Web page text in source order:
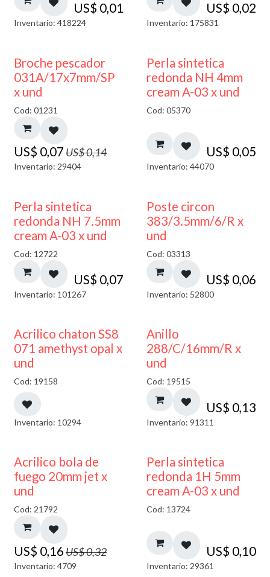
US$ 0,01
Inventario: 418224
US$ 0,02
Inventario: 175831
50% DESCUENTO
Broche pescador
031A/17x7mm/SP
x und
Cod: 01231
US$ 0,07US$0,14
Inventario: 29404
Perla sintetica
redonda NH 4mm
cream A-03 x und
Cod: 05370
US$ 0,05
Inventario: 44070
Perla sintetica
redonda NH 7.5mm
cream A-03 x und
Cod: 12722
US$ 0,07
Inventario: 101267
Poste circon
383/3.5mm/6/R x
und
Cod: 03313
US$ 0,06
Inventario: 52800
50% DESCUENTO
Acrilico chaton SS8
071 amethyst opal x
und
Cod: 19158
Inventario: 10294
Anillo
288/C/16mm/R x
und
Cod: 19515
US$ 0,13
Inventario: 91311
50% DESCUENTO
Acrilico bola de
fuego 20mm jet x
und
Cod: 21792
US$ 0,16US$0,32
Inventario: 4709
Perla sintetica
redonda 1H 5mm
cream A-03 x und
Cod: 13724
US$ 0,10
Inventario: 29361